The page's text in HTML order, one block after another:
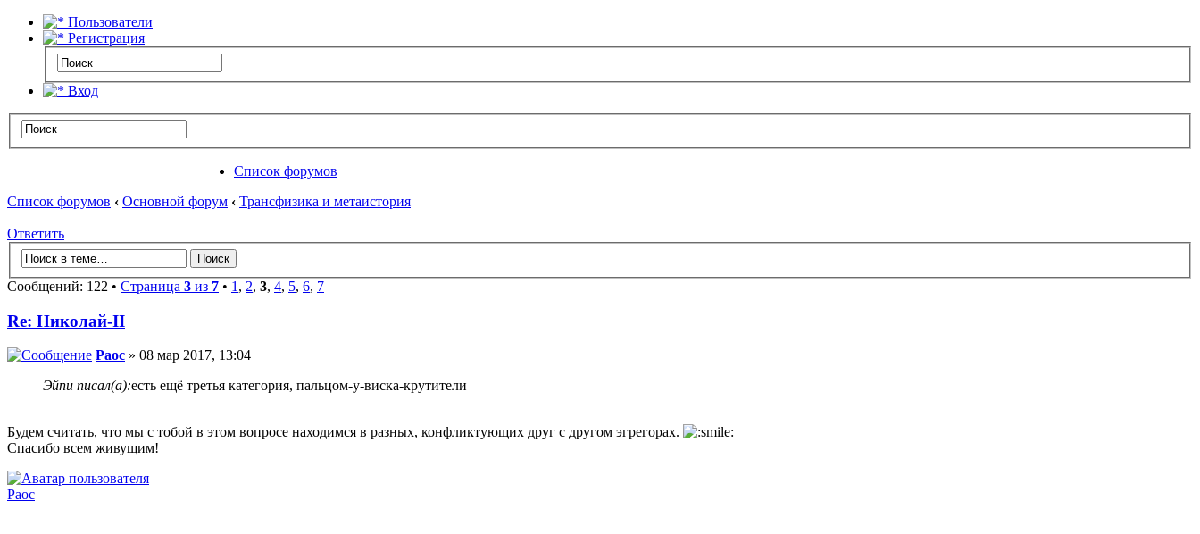
Пользователи
Регистрация
Вход
Список форумов
Список форумов ‹ Основной форум ‹ Трансфизика и метаистория
Ответить
Сообщений: 122 • Страница 3 из 7 • 1 , 2, 3, 4, 5, 6, 7
Re: Николай-II
Раос » 08 мар 2017, 13:04
Эйпи писал(а):есть ещё третья категория, пальцом-у-виска-крутители
Будем считать, что мы с тобой в этом вопросе находимся в разных, конфликтующих друг с другом эгрегорах.
Спасибо всем живущим!
Раос